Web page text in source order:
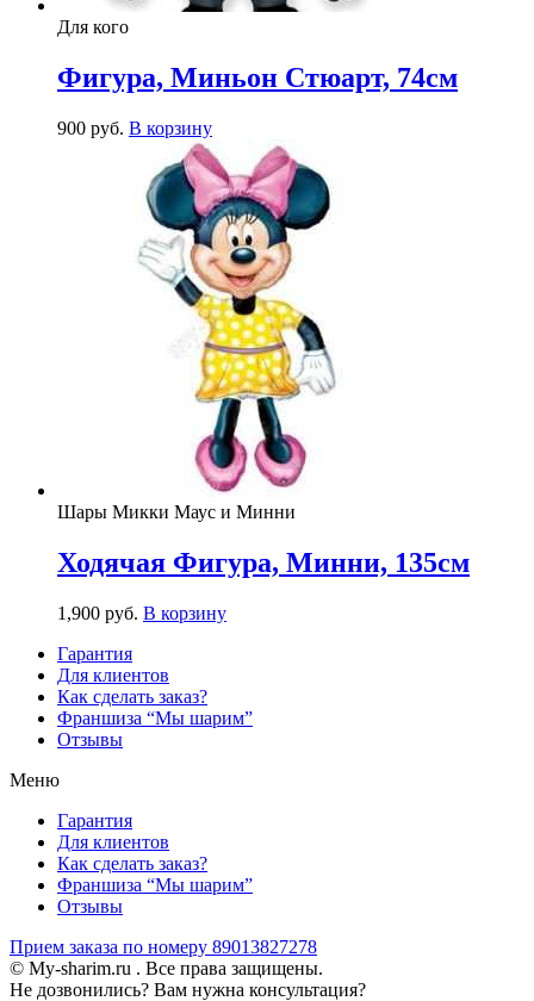
Для кого
Фигура, Миньон Стюарт, 74см
900 руб. В корзину
Шары Микки Маус и Минни
Ходячая Фигура, Минни, 135см
1,900 руб. В корзину
Гарантия
Для клиентов
Как сделать заказ?
Франшиза “Мы шарим”
Отзывы
Меню
Гарантия
Для клиентов
Как сделать заказ?
Франшиза “Мы шарим”
Отзывы
Прием заказа по номеру 89013827278
© My-sharim.ru . Все права защищены.
Не дозвонились? Вам нужна консультация?